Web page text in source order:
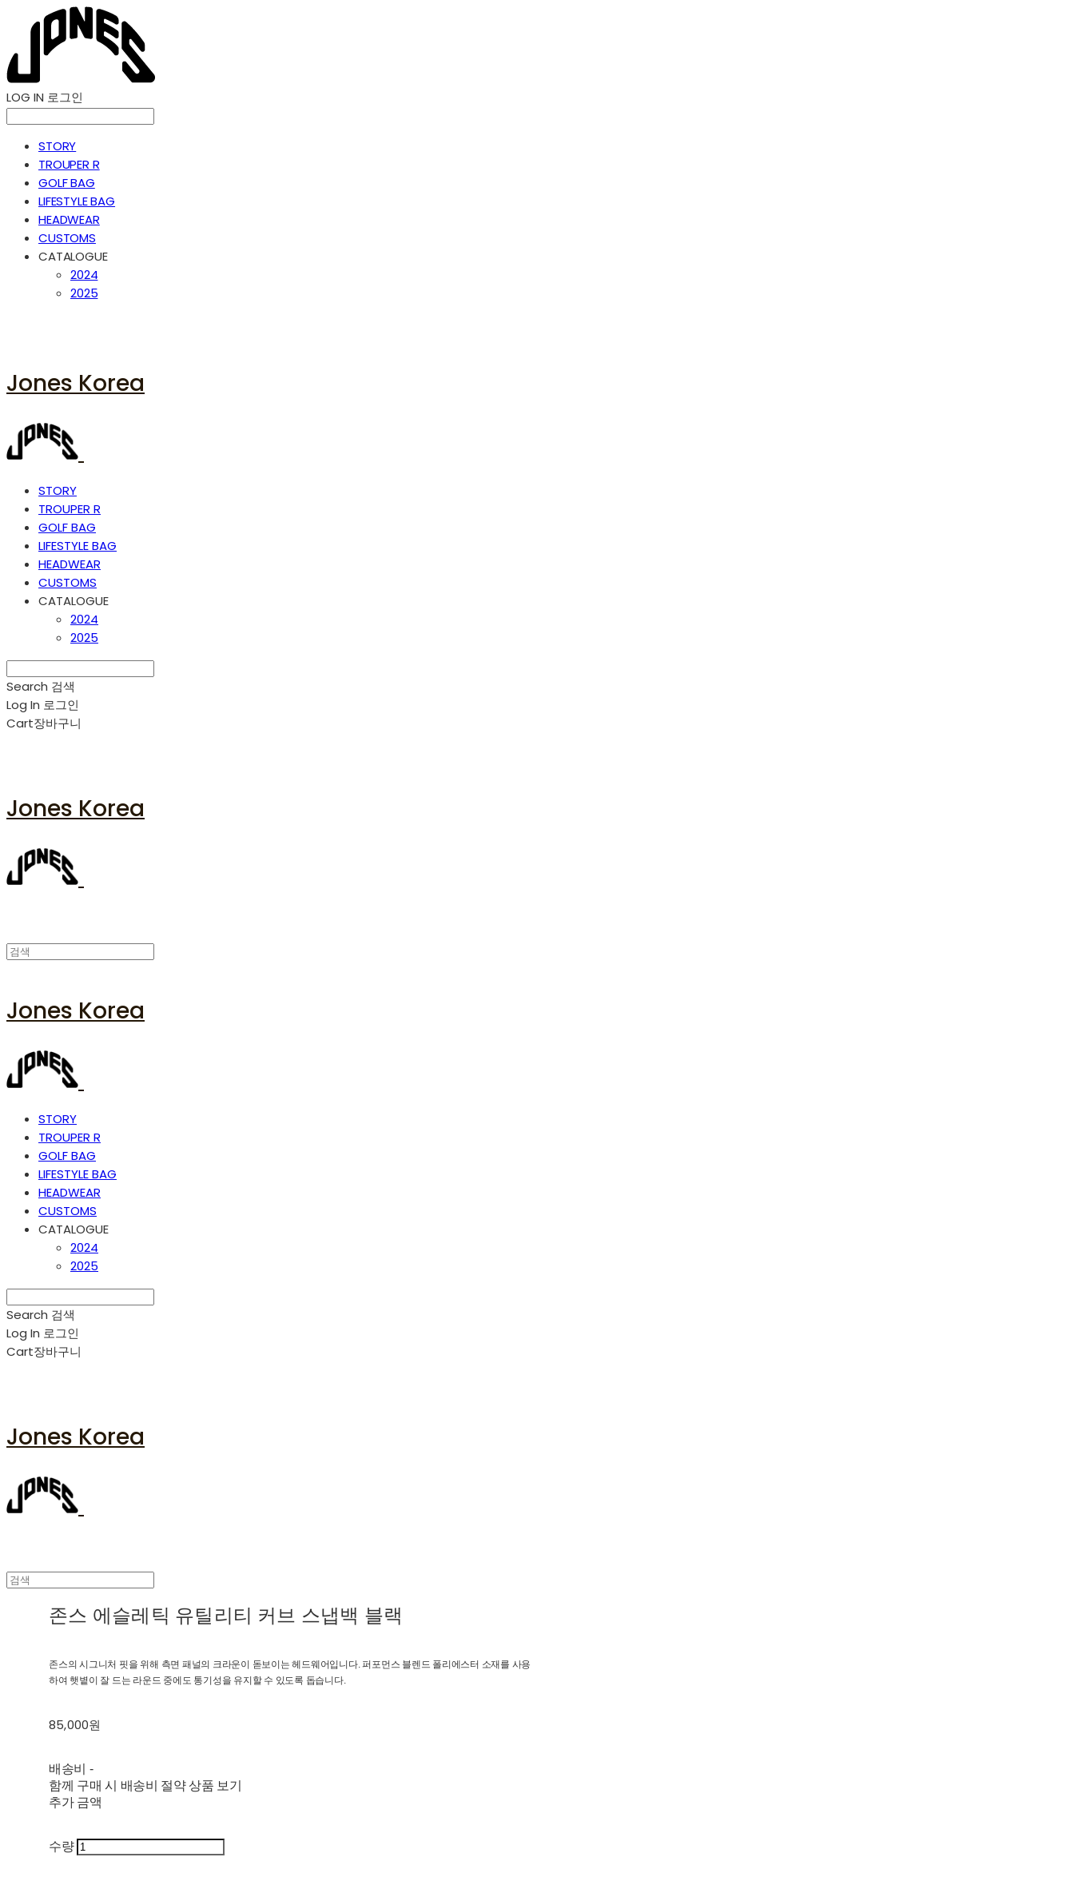
LOG IN 로그인
STORY
TROUPER R
GOLF BAG
LIFESTYLE BAG
HEADWEAR
CUSTOMS
CATALOGUE
2024
2025
Jones Korea
STORY
TROUPER R
GOLF BAG
LIFESTYLE BAG
HEADWEAR
CUSTOMS
CATALOGUE
2024
2025
Search 검색
Log In 로그인
Cart장바구니
Jones Korea
Jones Korea
STORY
TROUPER R
GOLF BAG
LIFESTYLE BAG
HEADWEAR
CUSTOMS
CATALOGUE
2024
2025
Search 검색
Log In 로그인
Cart장바구니
Jones Korea
존스 에슬레틱 유틸리티 커브 스냅백 블랙
존스의 시그니처 핏을 위해 측면 패널의 크라운이 돋보이는 헤드웨어입니다. 퍼포먼스 블렌드 폴리에스터 소재를 사용
하여 햇볕이 잘 드는 라운드 중에도 통기성을 유지할 수 있도록 돕습니다.
85,000원
배송비 -
함께 구매 시 배송비 절약 상품 보기
추가 금액
수량